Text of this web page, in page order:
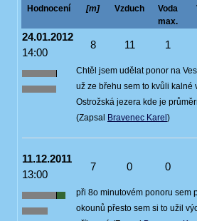
Hodnocení
[m] Vzduch
Voda
max.
24.01.2012
14:00
8 11 1
Chtěl jsem udělat ponor na
už ze břehu sem to kvůli kalné
Ostrožská jezera kde je
(Zapsal Bravenec Karel)
11.12.2011
13:00
7 0 0
při 8o minutovém ponoru sem
okounů přesto sem si to užil